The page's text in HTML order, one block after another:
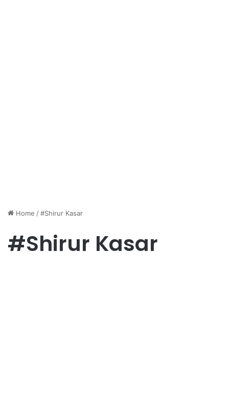
Home /#Shirur Kasar
#Shirur Kasar